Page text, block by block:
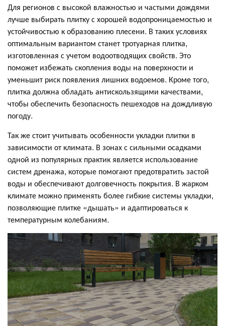
Для регионов с высокой влажностью и частыми дождями
лучше выбирать плитку с хорошей водопроницаемостью и
устойчивостью к образованию плесени. В таких условиях
оптимальным вариантом станет тротуарная плитка,
изготовленная с учетом водоотводящих свойств. Это
поможет избежать скопления воды на поверхности и
уменьшит риск появления лишних водоемов. Кроме того,
плитка должна обладать антискользящими качествами,
чтобы обеспечить безопасность пешеходов на дождливую
погоду.
Так же стоит учитывать особенности укладки плитки в
зависимости от климата. В зонах с сильными осадками
одной из популярных практик является использование
систем дренажа, которые помогают предотвратить застой
воды и обеспечивают долговечность покрытия. В жарком
климате можно применять более гибкие системы укладки,
позволяющие плитке «дышать» и адаптироваться к
температурным колебаниям.